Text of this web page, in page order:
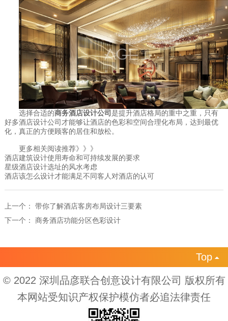
选择合适的商务酒店设计公司是提升酒店格局的重中之重，只有
好多酒店设计公司才能够让酒店的色彩和空间合理化布局，达到最优
化，真正的方便顾客的居住和放松。
更多相关阅读推荐》》》
酒店建筑设计使用寿命和可持续发展的要求
星级酒店设计选址的风水考虑
酒店该怎么设计才能满足不同客人对酒店的认可
上一个： 带你了解酒店客房布局设计三要素
下一个： 商务酒店功能分区色彩设计
Top
© 2022 深圳品彦联合创意设计有限公司 版权所有
本网站受知识产权保护模仿者必追法律责任